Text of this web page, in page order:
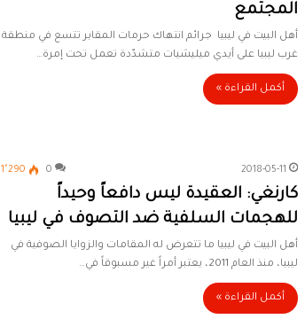
المجتمع
أهل البيت في ليبيا جرائم انتهاك حرمات المقابر تتسع في منطقة
غرب ليبيا على أيدي ميليشيات متشدّدة تعمل تحت إمرة…
أكمل القراءة »
2018-05-11
0 1٬290
كارنغي: العقيدة ليس دافعاً وحيداً
للهجمات السلفية ضد التصوف في ليبيا
أهل البيت في ليبيا ما تتعرض له المقامات والزوايا الصوفية في
ليبيا، منذ العام 2011، يعتبر أمراً غير مسبوقاً في…
أكمل القراءة »